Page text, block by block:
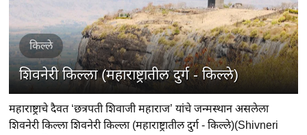
किल्ले
शिवनेरी किल्ला (महाराष्ट्रातील दुर्ग - किल्ले)
महाराष्ट्राचे दैवत ‘छत्रपती शिवाजी महाराज’ यांचे जन्मस्थान असलेला
शिवनेरी किल्ला शिवनेरी किल्ला (महाराष्ट्रातील दुर्ग - किल्ले)(Shivneri